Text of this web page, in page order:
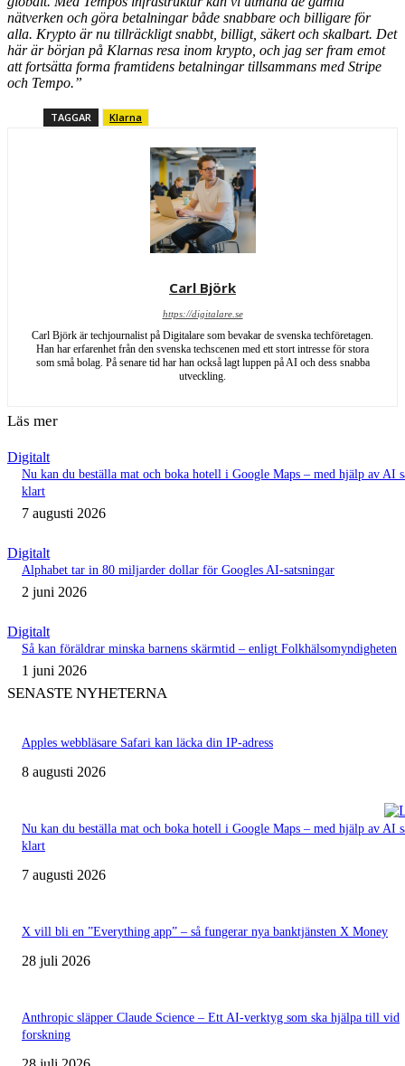
nätverken och göra betalningar både snabbare och billigare för
alla. Krypto är nu tillräckligt snabbt, billigt, säkert och skalbart. Det
här är början på Klarnas resa inom krypto, och jag ser fram emot
att fortsätta forma framtidens betalningar tillsammans med Stripe
och Tempo.”
TAGGAR Klarna
Carl Björk
https://digitalare.se
Carl Björk är techjournalist på Digitalare som bevakar de svenska techföretagen.
Han har erfarenhet från den svenska techscenen med ett stort intresse för stora
som små bolag. På senare tid har han också lagt luppen på AI och dess snabba
utveckling.
Läs mer
Digitalt
Nu kan du beställa mat och boka hotell i Google Maps – med hjälp av AI
klart
7 augusti 2026
Digitalt
Alphabet tar in 80 miljarder dollar för Googles AI‑satsningar
2 juni 2026
Digitalt
Så kan föräldrar minska barnens skärmtid – enligt Folkhälsomyndigheten
1 juni 2026
SENASTE NYHETERNA
Apples webbläsare Safari kan läcka din IP-adress
8 augusti 2026
Nu kan du beställa mat och boka hotell i Google Maps – med hjälp av AI
klart
7 augusti 2026
X vill bli en ”Everything app” – så fungerar nya banktjänsten X Money
28 juli 2026
Anthropic släpper Claude Science – Ett AI-verktyg som ska hjälpa till vid
forskning